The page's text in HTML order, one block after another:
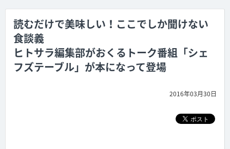
読むだけで美味しい！ここでしか聞けない
食談義
ヒトサラ編集部がおくるトーク番組「シェ
フズテーブル」が本になって登場
2016年03月30日